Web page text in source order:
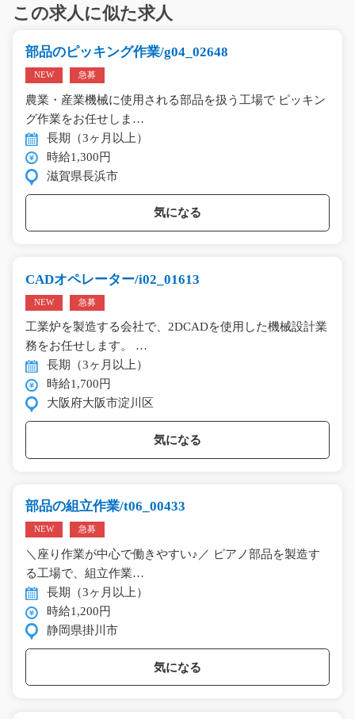
この求人に似た求人
部品のピッキング作業/g04_02648
NEW 急募
農業・産業機械に使用される部品を扱う工場で ピッキン
グ作業をお任せしま…
長期（3ヶ月以上）
時給1,300円
滋賀県長浜市
気になる
CADオペレーター/i02_01613
NEW 急募
工業炉を製造する会社で、2DCADを使用した機械設計業
務をお任せします。 …
長期（3ヶ月以上）
時給1,700円
大阪府大阪市淀川区
気になる
部品の組立作業/t06_00433
NEW 急募
＼座り作業が中心で働きやすい♪／ ピアノ部品を製造す
る工場で、組立作業…
長期（3ヶ月以上）
時給1,200円
静岡県掛川市
気になる